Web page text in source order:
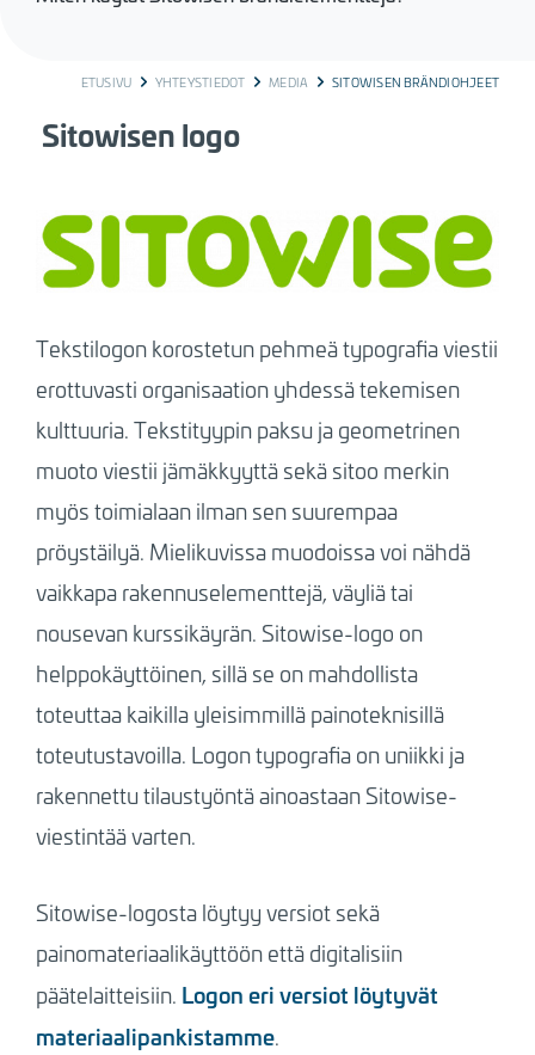
BREADCRUMB
ETUSIVU YHTEYSTIEDOT MEDIA SITOWISEN BRÄNDIOHJEET
Sitowisen logo
Tekstilogon korostetun pehmeä typografia viestii
erottuvasti organisaation yhdessä tekemisen
kulttuuria. Tekstityypin paksu ja geometrinen
muoto viestii jämäkkyyttä sekä sitoo merkin
myös toimialaan ilman sen suurempaa
pröystäilyä. Mielikuvissa muodoissa voi nähdä
vaikkapa rakennuselementtejä, väyliä tai
nousevan kurssikäyrän. Sitowise-logo on
helppokäyttöinen, sillä se on mahdollista
toteuttaa kaikilla yleisimmillä painoteknisillä
toteutustavoilla. Logon typografia on uniikki ja
rakennettu tilaustyöntä ainoastaan Sitowise-
viestintää varten.
Sitowise-logosta löytyy versiot sekä
painomateriaalikäyttöön että digitalisiin
päätelaitteisiin. Logon eri versiot löytyvät
materiaalipankistamme.